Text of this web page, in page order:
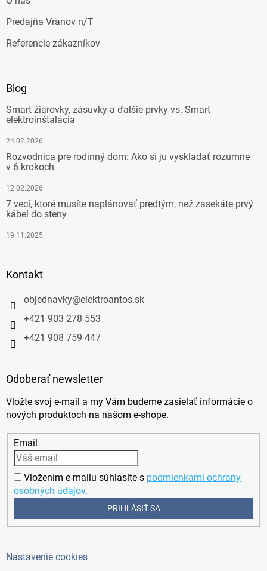
Predajňa Vranov n/T
Referencie zákazníkov
Blog
Smart žiarovky, zásuvky a ďalšie prvky vs. Smart
elektroinštalácia
24.02.2026
Rozvodnica pre rodinný dom: Ako si ju vyskladať rozumne
v 6 krokoch
12.02.2026
7 vecí, ktoré musíte naplánovať predtým, než zasekáte prvý
kábel do steny
19.11.2025
Kontakt
objednavky@elektroantos.sk
+421 903 278 553
+421 908 759 447
Odoberať newsletter
Vložte svoj e-mail a my Vám budeme zasielať informácie o
nových produktoch na našom e-shope.
Email
Vložením e-mailu súhlasíte s podmienkami ochrany
osobných údajov.
PRIHLÁSIŤ SA
Nastavenie cookies